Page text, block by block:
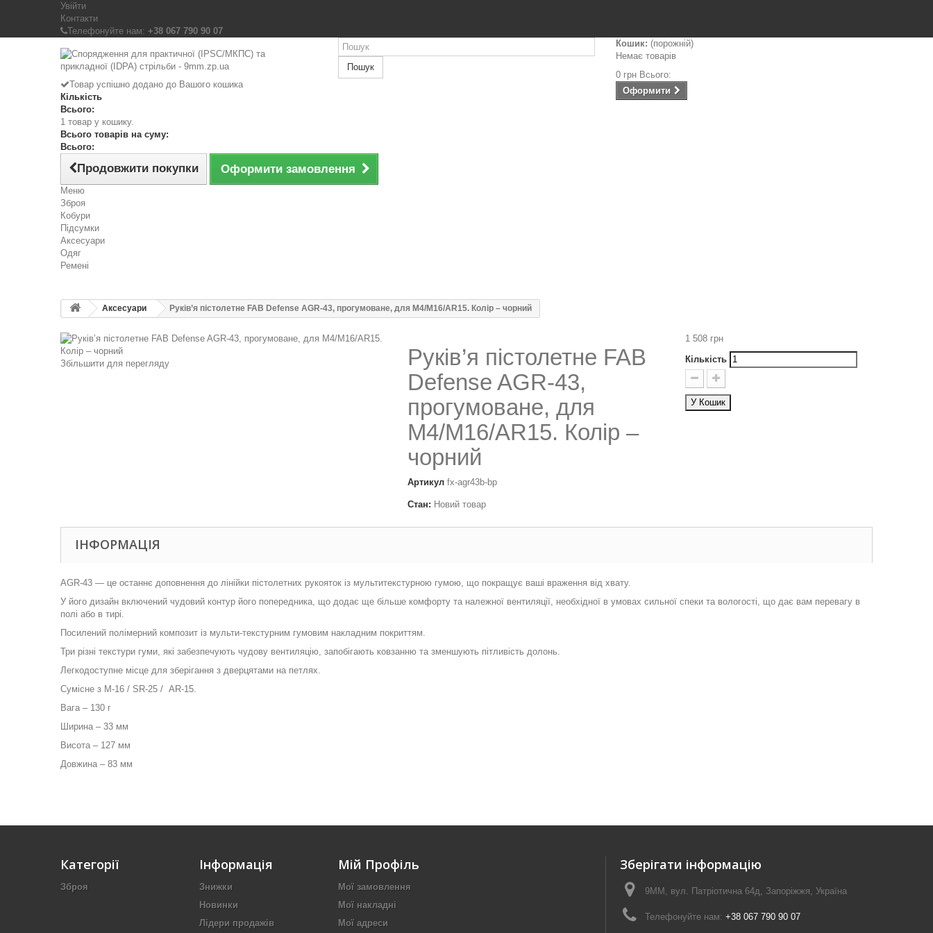
Увійти
Контакти
Телефонуйте нам: +38 067 790 90 07
Пошук
Кошик: (порожній)
Немає товарів
0 грн Всього:
Оформити
Товар успішно додано до Вашого кошика
Кількість
Всього:
1 товар у кошику.
Всього товарів на суму:
Всього:
Продовжити покупки Оформити замовлення
Меню
Зброя
Кобури
Підсумки
Аксесуари
Одяг
Ремені
Аксесуари Руків’я пістолетне FAB Defense AGR-43, прогумоване, для M4/M16/AR15. Колір – чорний
Збільшити для перегляду
Руків’я пістолетне FAB
Defense AGR-43,
прогумоване, для
M4/M16/AR15. Колір –
чорний
Артикул fx-agr43b-bp
Стан: Новий товар
1 508 грн
Кількість
У Кошик
ІНФОРМАЦІЯ
AGR-43 — це останнє доповнення до лінійки пістолетних рукояток із мультитекстурною гумою, що покращує ваші враження від хвату.
У його дизайн включений чудовий контур його попередника, що додає ще більше комфорту та належної вентиляції, необхідної в умовах сильної спеки та вологості, що дає вам перевагу в
полі або в тирі.
Посилений полімерний композит із мульти-текстурним гумовим накладним покриттям.
Три різні текстури гуми, які забезпечують чудову вентиляцію, запобігають ковзанню та зменшують пітливість долонь.
Легкодоступне місце для зберігання з дверцятами на петлях.
Сумісне з M-16 / SR-25 / AR-15.
Вага – 130 г
Ширина – 33 мм
Висота – 127 мм
Довжина – 83 мм
Категорії
Зброя
Інформація
Знижки
Новинки
Лідери продажів
Мій Профіль
Мої замовлення
Мої накладні
Мої адреси
Зберігати інформацію
9ММ, вул. Патріотична 64д, Запоріжжя, Україна
Телефонуйте нам: +38 067 790 90 07